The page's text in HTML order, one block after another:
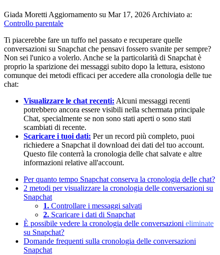
Giada Moretti Aggiornamento su Mar 17, 2026 Archiviato a:
Controllo parentale
Ti piacerebbe fare un tuffo nel passato e recuperare quelle
conversazioni su Snapchat che pensavi fossero svanite per sempre?
Non sei l'unico a volerlo. Anche se la particolarità di Snapchat è
proprio la sparizione dei messaggi subito dopo la lettura, esistono
comunque dei metodi efficaci per accedere alla cronologia delle tue
chat:
Visualizzare le chat recenti: Alcuni messaggi recenti
potrebbero ancora essere visibili nella schermata principale
Chat, specialmente se non sono stati aperti o sono stati
scambiati di recente.
Scaricare i tuoi dati: Per un record più completo, puoi
richiedere a Snapchat il download dei dati del tuo account.
Questo file conterrà la cronologia delle chat salvate e altre
informazioni relative all'account.
Per quanto tempo Snapchat conserva la cronologia delle chat?
2 metodi per visualizzare la cronologia delle conversazioni su
Snapchat
1. Controllare i messaggi salvati
2. Scaricare i dati di Snapchat
È possibile vedere la cronologia delle conversazioni eliminate
su Snapchat?
Domande frequenti sulla cronologia delle conversazioni
Snapchat